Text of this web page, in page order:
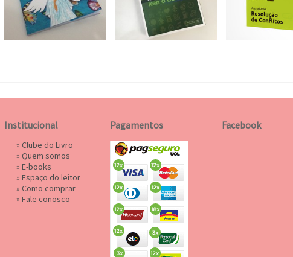
Institucional
» Clube do Livro
» Quem somos
» E-books
» Espaço do leitor
» Como comprar
» Fale conosco
Pagamentos Facebook